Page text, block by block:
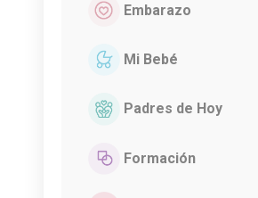
Embarazo
Mi Bebé
Padres de Hoy
Formación